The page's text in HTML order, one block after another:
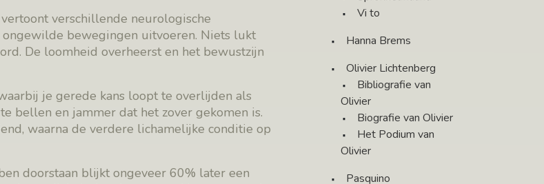
verschillende neurologische
bewegingen uitvoeren. Niets lukt
De loomheid overheerst en het bewustzijn
je gerede kans loopt te overlijden als
bellen en jammer dat het zover gekomen is.
waarna de verdere lichamelijke conditie op
doorstaan blijkt ongeveer 60% later een
Vi to
Hanna Brems
Olivier Lichtenberg
Bibliografie van
Olivier
Biografie van Olivier
Het Podium van
Olivier
Pasquino